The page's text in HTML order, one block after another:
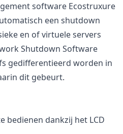
software Ecostruxure
een shutdown
en of virtuele servers
Shutdown Software
gedifferentieerd worden in
dit gebeurt.
bedienen dankzij het LCD